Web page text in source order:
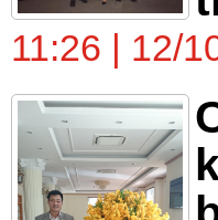
11:26 | 12/